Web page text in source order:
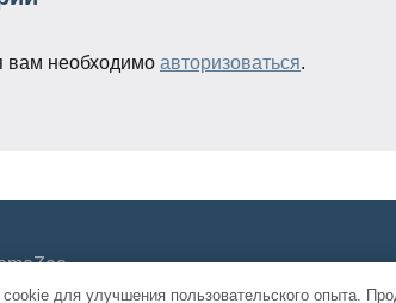
вам необходимо авторизоваться.
для улучшения пользовательского опыта.